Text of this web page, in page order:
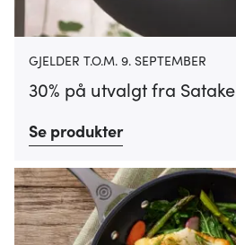
GJELDER T.O.M. 9. SEPTEMBER
30% på utvalgt fra Satake
Se produkter